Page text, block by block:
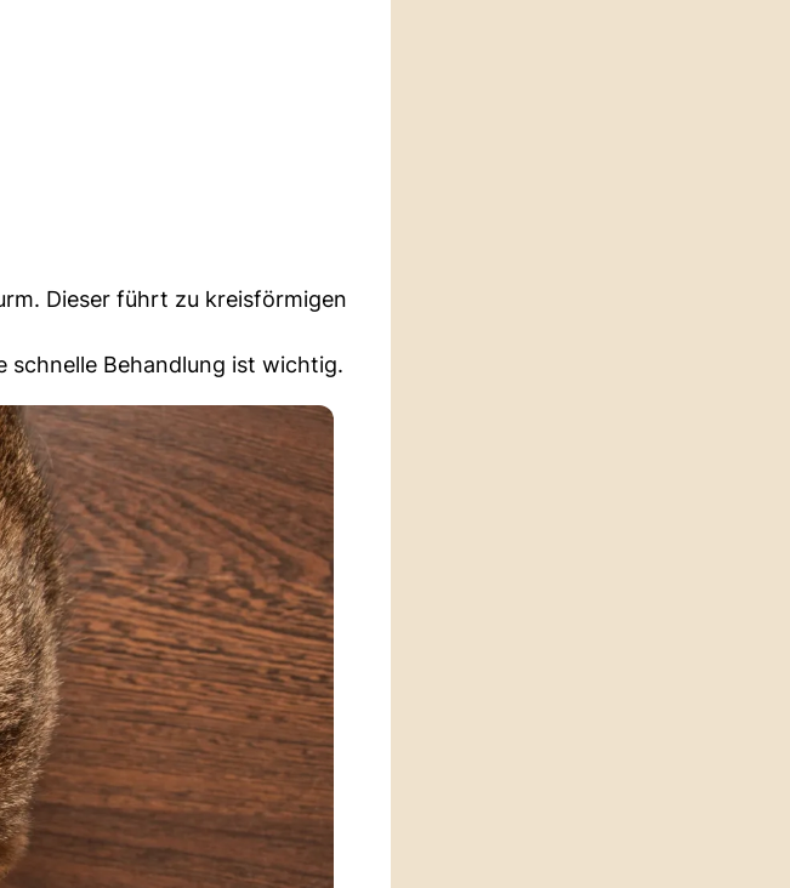
Dieser führt zu kreisförmigen
schnelle Behandlung ist wichtig.